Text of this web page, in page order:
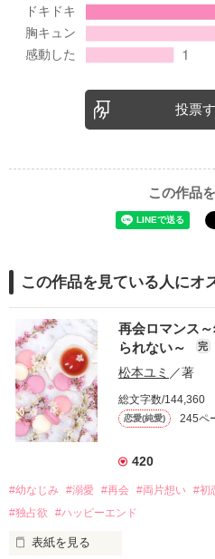
投票
この作品
この作品を見ている人にオ
再会ロマンス
られない～
完
松本ユミ ／著
総文字数/144,360
恋愛(純愛) 245ペ
420
#幼なじみ #溺愛 #再会 #両片想い #初
#独占欲
#ハッピーエンド
表紙を見る